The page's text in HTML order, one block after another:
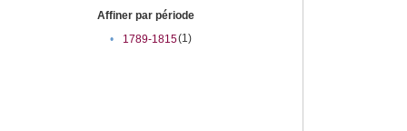
Affiner par période
•
1789-1815(1)